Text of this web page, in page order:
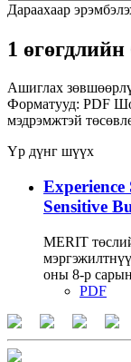
Дараахаар
1
Ашиглах
Форматууд: PDF
мэдрэмжтэй
Үр дүнг шүүх
Sensitive
MERIT
оны 8-р
PDF